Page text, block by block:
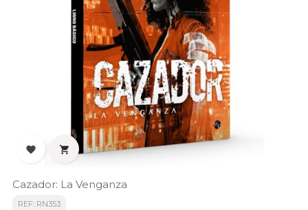
 
Cazador: La Venganza
REF: RN353